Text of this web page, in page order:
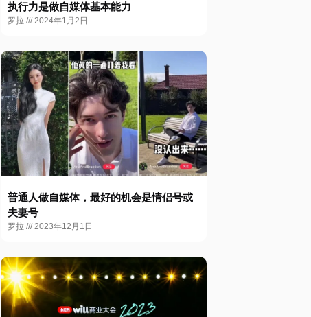
执行力是做自媒体基本能力
罗拉 2024年1月2日
普通人做自媒体，最好的机会是情侣号或
夫妻号
罗拉 2023年12月1日